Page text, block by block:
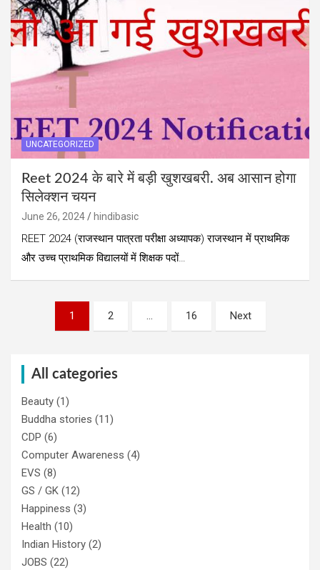
UNCATEGORIZED
Reet 2024 के बारे में बड़ी खुशखबरी. अब आसान होगा
सिलेक्शन चयन
June 26, 2024 hindibasic
REET 2024 (राजस्थान पात्रता परीक्षा अध्यापक) राजस्थान में प्राथमिक
और उच्च प्राथमिक विद्यालयों में शिक्षक पदों…
pagination
1 2 … 16 Next
All categories
Beauty (1)
Buddha stories (11)
CDP (6)
Computer Awareness (4)
EVS (8)
GS / GK (12)
Happiness (3)
Health (10)
Indian History (2)
JOBS (22)